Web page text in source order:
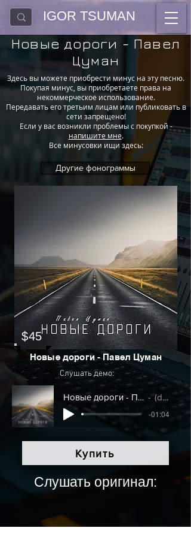
IGOR TSUMAN
Новые дороги - Павел
Цуман
Здесь вы можете приобрести минус на эту песню.
Покупая минус, вы приобретаете права на
некоммерческое использование.
Передавать его третьим лицам или публиковать в
сети запрещено!
Если у вас возникли проблемы с покупкой -
напишите мне.
Все минусовки ищи здесь:
Другие фонограммы
$45
Новые дороги - Павел Цуман
Слушать демо:
Новые дороги - Павел Цуман
(demo)
-01:04
Купить
Слушать оригинал: